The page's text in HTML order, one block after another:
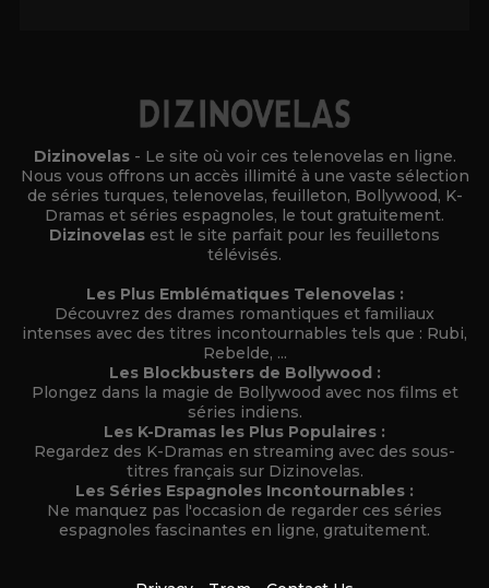
Dizinovelas - Le site où voir ces telenovelas en ligne.
Nous vous offrons un accès illimité à une vaste sélection
de séries turques, telenovelas, feuilleton, Bollywood, K-
Dramas et séries espagnoles, le tout gratuitement.
Dizinovelas est le site parfait pour les feuilletons
télévisés.
Les Plus Emblématiques Telenovelas :
Découvrez des drames romantiques et familiaux
intenses avec des titres incontournables tels que : Rubi,
Rebelde, ...
Les Blockbusters de Bollywood :
Plongez dans la magie de Bollywood avec nos films et
séries indiens.
Les K-Dramas les Plus Populaires :
Regardez des K-Dramas en streaming avec des sous-
titres français sur Dizinovelas.
Les Séries Espagnoles Incontournables :
Ne manquez pas l'occasion de regarder ces séries
espagnoles fascinantes en ligne, gratuitement.